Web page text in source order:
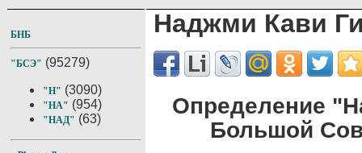
БНБ
"БСЭ" (95279)
"Н" (3090)
"НА" (954)
"НАД" (63)
Наджми Кави
Определение
Большой